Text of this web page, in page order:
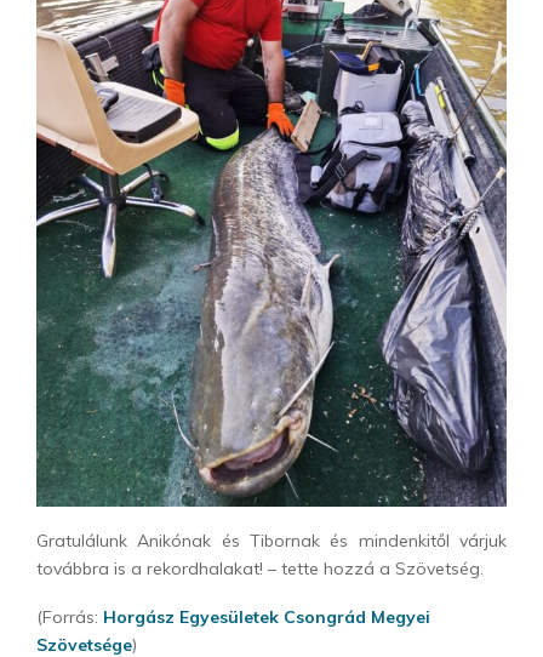
Gratulálunk Anikónak és Tibornak és mindenkitől várjuk
továbbra is a rekordhalakat! – tette hozzá a Szövetség.
(Forrás: Horgász Egyesületek Csongrád Megyei
Szövetsége)